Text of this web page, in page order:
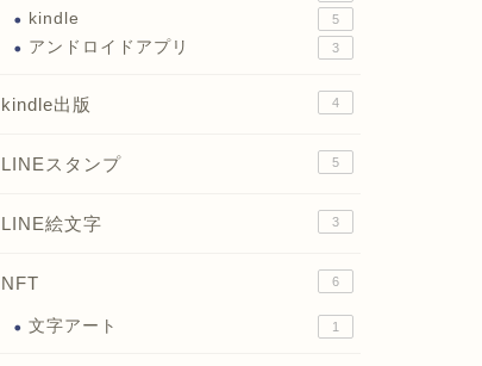
kindle 5
アンドロイドアプリ 3
kindle出版 4
LINEスタンプ 5
LINE絵文字 3
NFT 6
文字アート 1